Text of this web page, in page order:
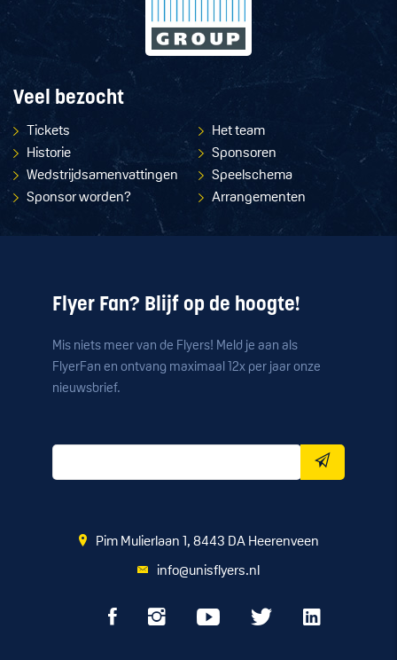
Veel bezocht
Tickets
Het team
Historie
Sponsoren
Wedstrijdsamenvattingen
Speelschema
Sponsor worden?
Arrangementen
Flyer Fan? Blijf op de hoogte!
Mis niets meer van de Flyers! Meld je aan als
FlyerFan en ontvang maximaal 12x per jaar onze
nieuwsbrief.
Pim Mulierlaan 1, 8443 DA Heerenveen
info@unisflyers.nl